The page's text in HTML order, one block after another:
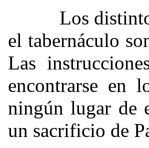
Los distintos
el tabernáculo
Las
encontrarse en
ningún lugar de
un sacrificio de